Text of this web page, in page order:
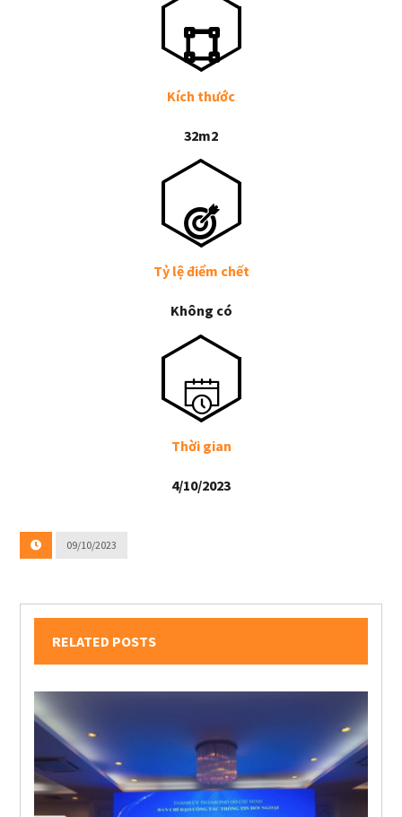
Kích thước
32m2
Tỷ lệ điểm chết
Không có
Thời gian
4/10/2023
09/10/2023
RELATED POSTS